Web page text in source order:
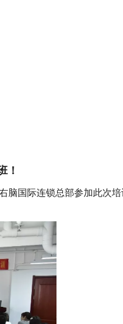
！
脑国际连锁总部参加此次